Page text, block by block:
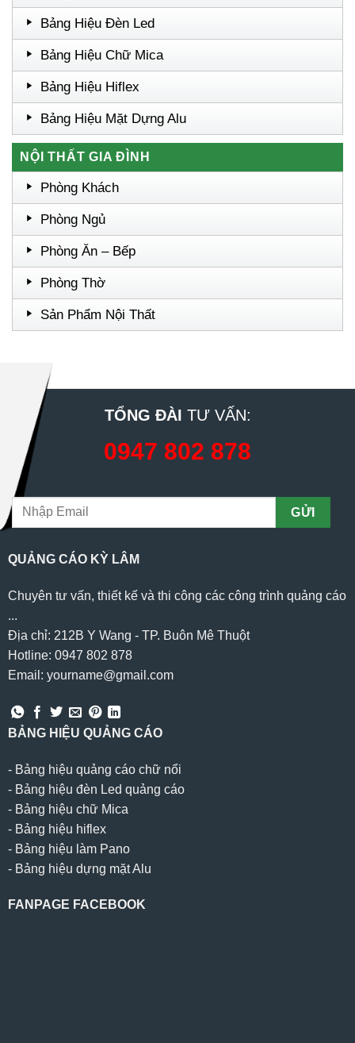
Bảng Hiệu Đèn Led
Bảng Hiệu Chữ Mica
Bảng Hiệu Hiflex
Bảng Hiệu Mặt Dựng Alu
NỘI THẤT GIA ĐÌNH
Phòng Khách
Phòng Ngủ
Phòng Ăn – Bếp
Phòng Thờ
Sản Phẩm Nội Thất
TỔNG ĐÀI TƯ VẤN:
0947 802 878
QUẢNG CÁO KỲ LÂM
Chuyên tư vấn, thiết kế và thi công các công trình quảng cáo
...
Địa chỉ: 212B Y Wang - TP. Buôn Mê Thuột
Hotline: 0947 802 878
Email: yourname@gmail.com
BẢNG HIỆU QUẢNG CÁO
- Bảng hiệu quảng cáo chữ nổi
- Bảng hiệu đèn Led quảng cáo
- Bảng hiệu chữ Mica
- Bảng hiệu hiflex
- Bảng hiệu làm Pano
- Bảng hiệu dựng mặt Alu
FANPAGE FACEBOOK